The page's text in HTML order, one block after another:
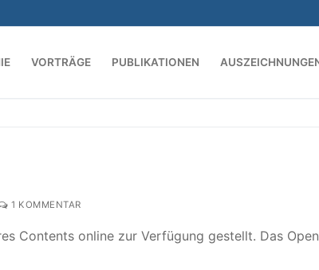
VORTRÄGE PUBLIKATIONEN
1 KOMMENTAR
Contents online zur Verfügung gestellt. Das